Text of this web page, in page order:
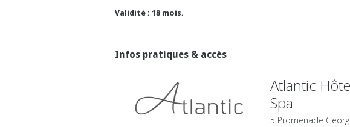
Validité : 18 mois.
Infos pratiques & accès
Atlantic
Spa
5 Promenade